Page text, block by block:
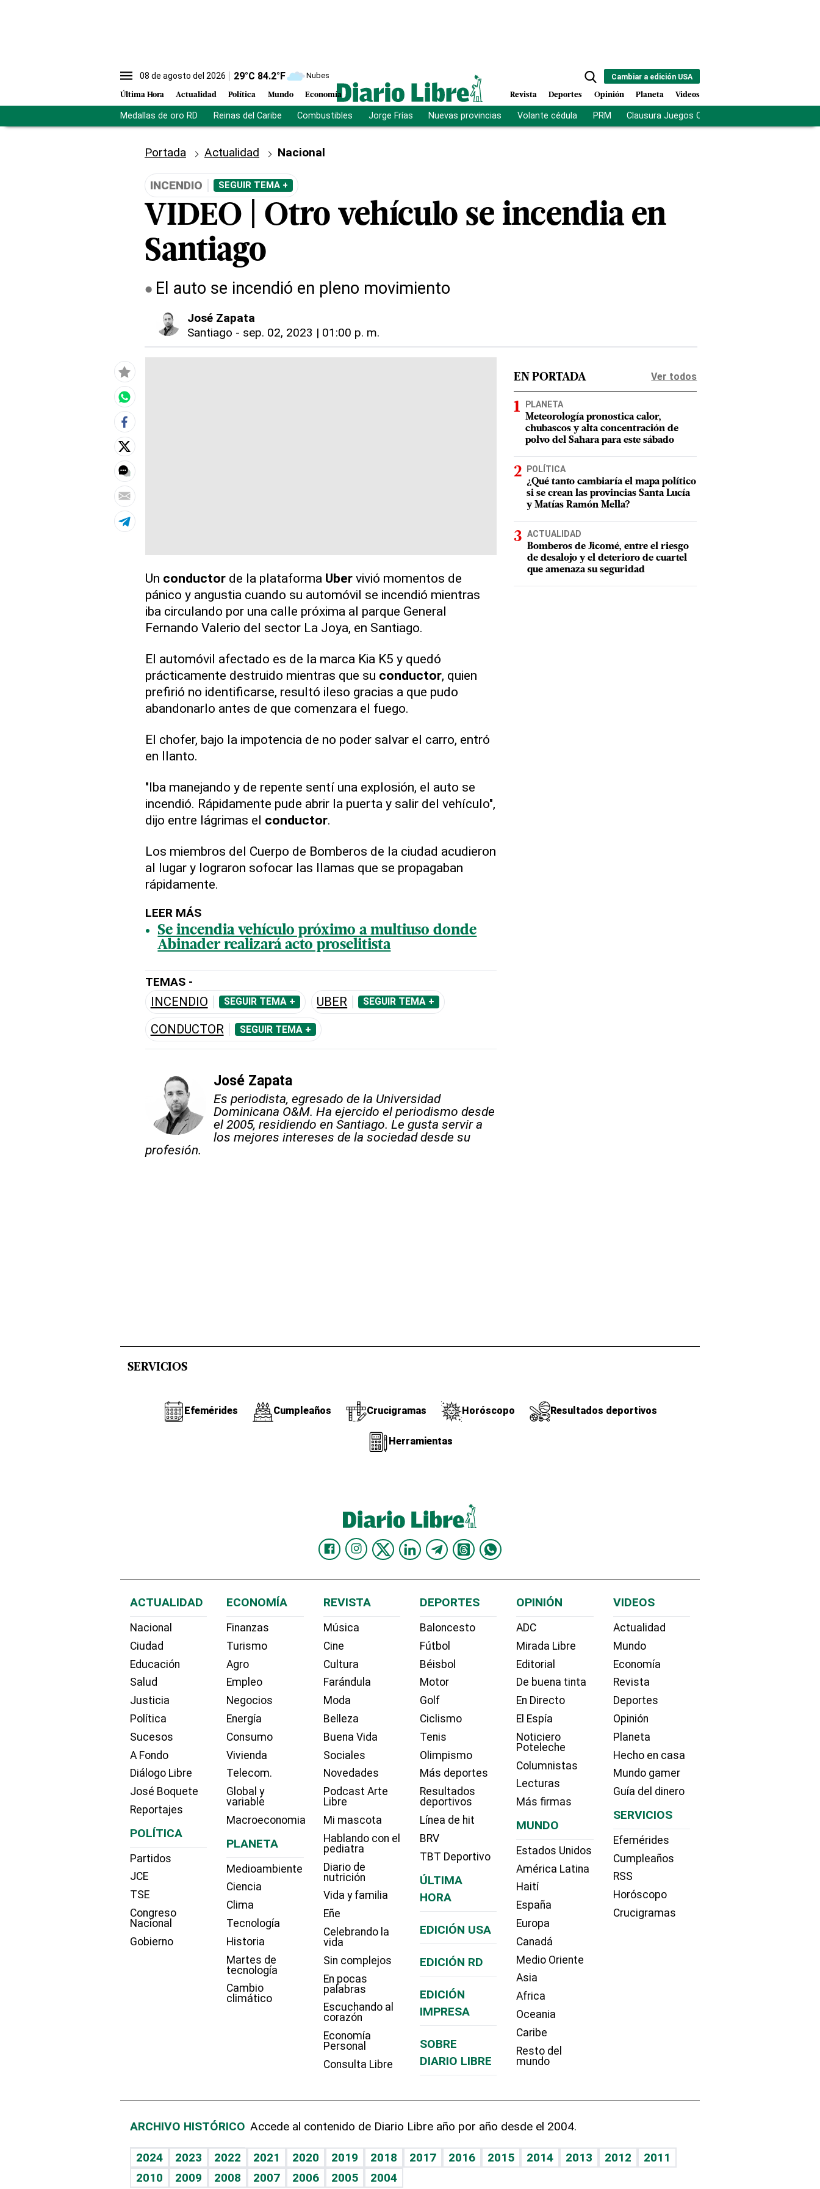
08 de agosto del 2026 29°C 84.2°F Nubes
Última Hora Actualidad Política Mundo Economía
Cambiar a edición USA
Revista Deportes Opinión Planeta Videos
Medallas de oro RD Reinas del Caribe Combustibles Jorge Frías Nuevas provincias Volante cédula PRM Clausura Juegos Centroamericanos
Portada Actualidad Nacional
INCENDIO SEGUIR TEMA +
VIDEO | Otro vehículo se incendia en
Santiago
El auto se incendió en pleno movimiento
José Zapata
Santiago - sep. 02, 2023 | 01:00 p. m.
Un conductorde la plataforma Ubervivió momentos de
pánico y angustia cuando su automóvil se incendió mientras
iba circulando por una calle próxima al parque General
Fernando Valerio del sector La Joya, en Santiago.
El automóvil afectado es de la marca Kia K5 y quedó
prácticamente destruido mientras que su conductor, quien
prefirió no identificarse, resultó ileso gracias a que pudo
abandonarlo antes de que comenzara el fuego.
El chofer, bajo la impotencia de no poder salvar el carro, entró
en llanto.
"Iba manejando y de repente sentí una explosión, el auto se
incendió. Rápidamente pude abrir la puerta y salir del vehículo",
dijo entre lágrimas el conductor.
Los miembros del Cuerpo de Bomberos de la ciudad acudieron
al lugar y lograron sofocar las llamas que se propagaban
rápidamente.
LEER MÁS
Se incendia vehículo próximo a multiuso donde
Abinader realizará acto proselitista
TEMAS -
INCENDIO SEGUIR TEMA + UBER SEGUIR TEMA +
CONDUCTOR SEGUIR TEMA +
José Zapata
Es periodista, egresado de la Universidad
Dominicana O&M. Ha ejercido el periodismo desde
el 2005, residiendo en Santiago. Le gusta servir a
los mejores intereses de la sociedad desde su
profesión.
EN PORTADA Ver todos
PLANETA
Meteorología pronostica calor,
chubascos y alta concentración de
polvo del Sahara para este sábado
POLÍTICA
¿Qué tanto cambiaría el mapa político
si se crean las provincias Santa Lucía
y Matías Ramón Mella?
ACTUALIDAD
Bomberos de Jicomé, entre el riesgo
de desalojo y el deterioro de cuartel
que amenaza su seguridad
SERVICIOS
Efemérides Cumpleaños Crucigramas Horóscopo Resultados deportivos
Herramientas
ACTUALIDAD
Nacional
Ciudad
Educación
Salud
Justicia
Política
Sucesos
A Fondo
Diálogo Libre
José Boquete
Reportajes
POLÍTICA
Partidos
JCE
TSE
Congreso
Nacional
Gobierno
ECONOMÍA
Finanzas
Turismo
Agro
Empleo
Negocios
Energía
Consumo
Vivienda
Telecom.
Global y
variable
Macroeconomia
PLANETA
Medioambiente
Ciencia
Clima
Tecnología
Historia
Martes de
tecnología
Cambio
climático
REVISTA
Música
Cine
Cultura
Farándula
Moda
Belleza
Buena Vida
Sociales
Novedades
Podcast Arte
Libre
Mi mascota
Hablando con el
pediatra
Diario de
nutrición
Vida y familia
Eñe
Celebrando la
vida
Sin complejos
En pocas
palabras
Escuchando al
corazón
Economía
Personal
Consulta Libre
DEPORTES
Baloncesto
Fútbol
Béisbol
Motor
Golf
Ciclismo
Tenis
Olimpismo
Más deportes
Resultados
deportivos
Línea de hit
BRV
TBT Deportivo
ÚLTIMA
HORA
EDICIÓN USA
EDICIÓN RD
EDICIÓN
IMPRESA
SOBRE
DIARIO LIBRE
OPINIÓN
ADC
Mirada Libre
Editorial
De buena tinta
En Directo
El Espía
Noticiero
Poteleche
Columnistas
Lecturas
Más firmas
MUNDO
Estados Unidos
América Latina
Haití
España
Europa
Canadá
Medio Oriente
Asia
Africa
Oceania
Caribe
Resto del
mundo
VIDEOS
Actualidad
Mundo
Economía
Revista
Deportes
Opinión
Planeta
Hecho en casa
Mundo gamer
Guía del dinero
SERVICIOS
Efemérides
Cumpleaños
RSS
Horóscopo
Crucigramas
ARCHIVO HISTÓRICO Accede al contenido de Diario Libre año por año desde el 2004.
2024 2023 2022 2021 2020 2019 2018 2017 2016 2015 2014 2013 2012
2011
2010
2009 2008 2007 2006 2005 2004